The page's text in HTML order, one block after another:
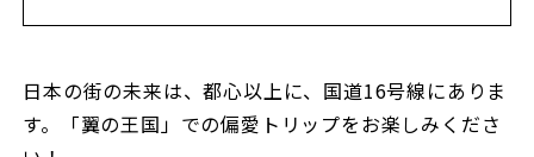
日本の街の未来は、都心以上に、国道16号線にありま
す。「翼の王国」での偏愛トリップをお楽しみくださ